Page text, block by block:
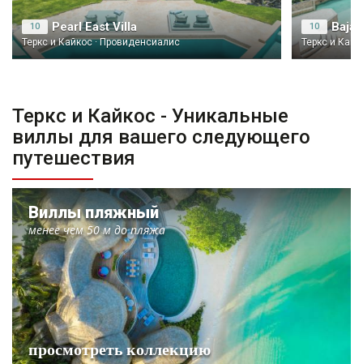
10 Pearl East Villa
Теркс и Кайкос · Провиденсиалис
10
Теркс и
Теркс и Кайкос - Уникальные
виллы для вашего следующего
путешествия
Виллы пляжный
менее чем 50 м до пляжа
просмотреть коллекцию